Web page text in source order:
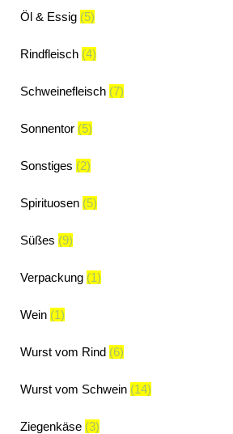
Öl & Essig (5)
Rindfleisch (4)
Schweinefleisch (7)
Sonnentor (5)
Sonstiges (2)
Spirituosen (5)
Süßes (9)
Verpackung (1)
Wein (1)
Wurst vom Rind (6)
Wurst vom Schwein (14)
Ziegenkäse (3)